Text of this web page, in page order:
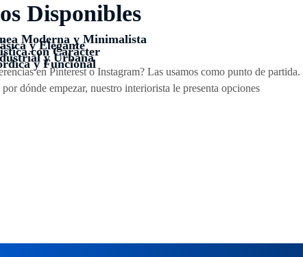
Disponibles
Moderna y Minimalista
y Elegante
con Carácter
y Urbana
y Funcional
en Pinterest o Instagram? Las usamos como punto de partida.
por dónde empezar, nuestro interiorista le presenta opciones